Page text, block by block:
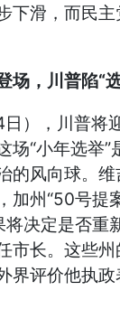
下滑，而民
场，川普陷“
日），川普将
场“小年选举”
的风向球。
加州“50号提
决定是否重
市长。这些
界评价他执